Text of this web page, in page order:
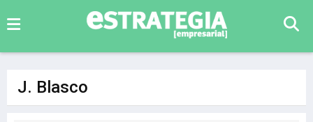
J. Blasco